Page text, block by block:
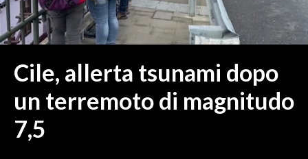
NUORO E PROVINCIA
OGLIASTRA
CRONACA
ITALIA
MONDO
Cile, allerta tsunami dopo
un terremoto di magnitudo
7,5